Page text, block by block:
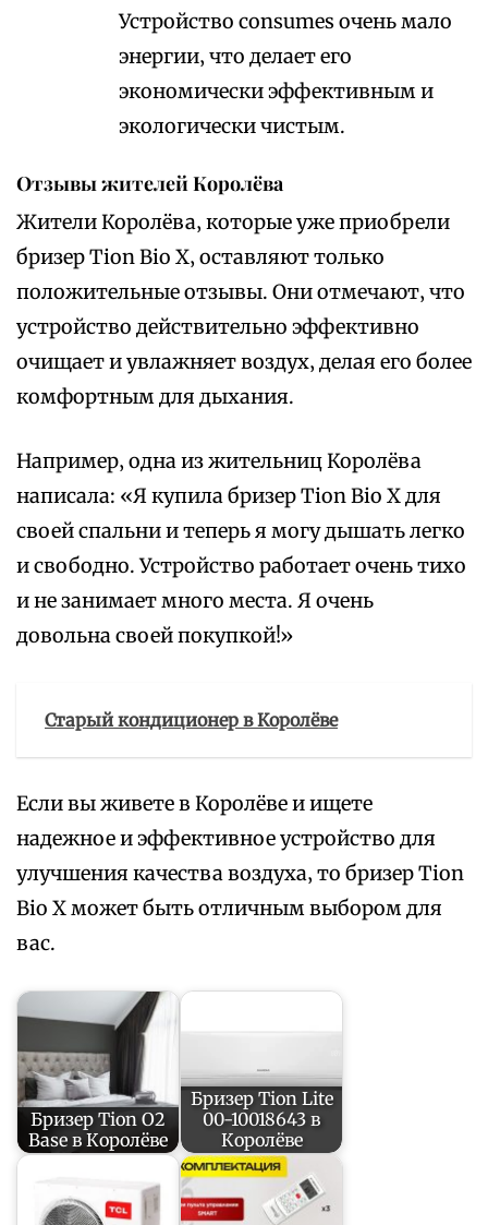
Устройство consumes очень мало
энергии‚ что делает его
экономически эффективным и
экологически чистым.
Отзывы жителей Королёва
Жители Королёва‚ которые уже приобрели
бризер Tion Bio X‚ оставляют только
положительные отзывы. Они отмечают‚ что
устройство действительно эффективно
очищает и увлажняет воздух‚ делая его более
комфортным для дыхания.
Например‚ одна из жительниц Королёва
написала: «Я купила бризер Tion Bio X для
своей спальни и теперь я могу дышать легко
и свободно. Устройство работает очень тихо
и не занимает много места. Я очень
довольна своей покупкой!»
Старый кондиционер в Королёве
Если вы живете в Королёве и ищете
надежное и эффективное устройство для
улучшения качества воздуха‚ то бризер Tion
Bio X может быть отличным выбором для
вас.
Бризер Tion O2
Base в Королёве
Бризер Tion Lite
00-10018643 в
Королёве